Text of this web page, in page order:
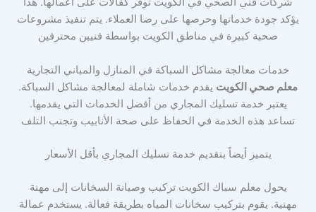
يؤكد جودة خدماتها وحرصها على رضا العملاء. يتم تنفيذ مشروعات
صحية كبيرة في مناطق الكويت بواسطة فنيين محترفين
خدمات معالجة مشاكل السباكة في المنازل والمباني التجارية
معلم صحي الكويت يقدم خدمات شاملة لمعالجة مشاكل السباكة.
يعتبر خدمة تسليك المجاري من أفضل الخدمات التي يقدمها.
تساعد هذه الخدمة في الحفاظ على صحة الأنابيب وتجنب التلف
يتميز أيضاً بتقديم خدمة تسليك المجاري بأقل الأسعار
يحول معلم سباك الكويت تركيب وصيانة السخانات إلى مهنة
مهنية. يقوم بتركيب سخانات المياه بطريقة فعالة. يستخدم عمالة